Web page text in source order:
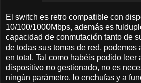
El switch es retro compatible con
10/100/1000Mbps, además es
capacidad de conmutación tanto de
de todas sus tomas de red, podemos
en total. Tal como habéis podido leer
dispositivo no gestionado, no es
ningún parámetro, lo enchufas y a